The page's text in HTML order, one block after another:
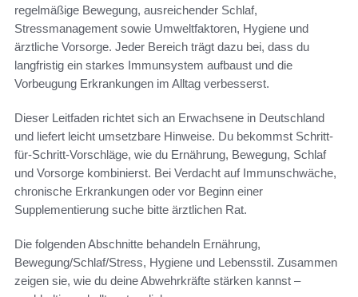
regelmäßige Bewegung, ausreichender Schlaf,
Stressmanagement sowie Umweltfaktoren, Hygiene und
ärztliche Vorsorge. Jeder Bereich trägt dazu bei, dass du
langfristig ein starkes Immunsystem aufbaust und die
Vorbeugung Erkrankungen im Alltag verbesserst.
Dieser Leitfaden richtet sich an Erwachsene in Deutschland
und liefert leicht umsetzbare Hinweise. Du bekommst Schritt-
für-Schritt-Vorschläge, wie du Ernährung, Bewegung, Schlaf
und Vorsorge kombinierst. Bei Verdacht auf Immunschwäche,
chronische Erkrankungen oder vor Beginn einer
Supplementierung suche bitte ärztlichen Rat.
Die folgenden Abschnitte behandeln Ernährung,
Bewegung/Schlaf/Stress, Hygiene und Lebensstil. Zusammen
zeigen sie, wie du deine Abwehrkräfte stärken kannst –